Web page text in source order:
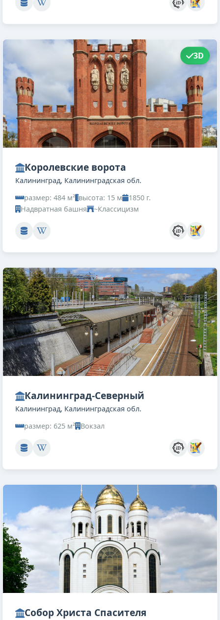
3D
Королевские ворота
Калининград, Калининградская обл.
размер: 484 м² высота: 15 м
1850 г.
Надвратная башня
~Классицизм
Калининград-Северный
Калининград, Калининградская обл.
размер: 625 м²
Вокзал
Собор Христа Спасителя